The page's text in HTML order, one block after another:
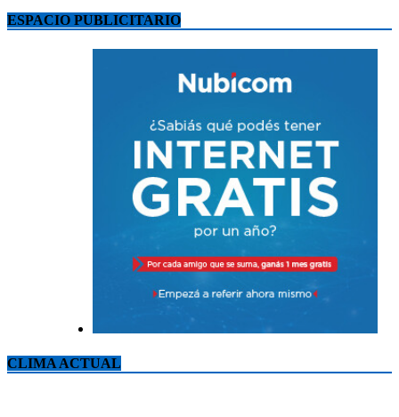
ESPACIO PUBLICITARIO
CLIMA ACTUAL